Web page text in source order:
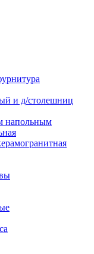
и д/столешниц
напольным